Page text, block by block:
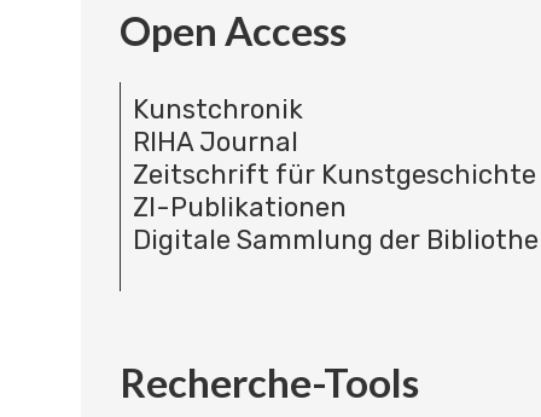
Open Access
Kunstchronik
RIHA Journal
Zeitschrift für Kunstgeschichte
ZI-Publikationen
Digitale Sammlung der
Recherche-Tools